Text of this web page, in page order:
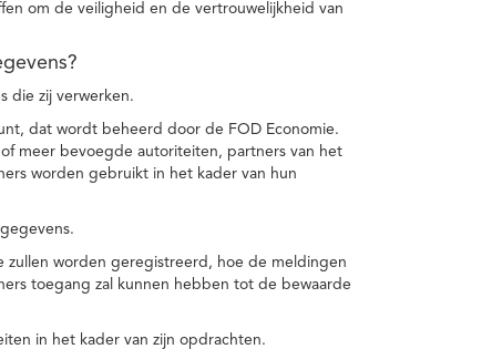
om de veiligheid en de vertrouwelijkheid van
die zij verwerken.
dat wordt beheerd door de FOD Economie.
meer bevoegde autoriteiten, partners van het
worden gebruikt in het kader van hun
worden geregistreerd, hoe de meldingen
toegang zal kunnen hebben tot de bewaarde
in het kader van zijn opdrachten.